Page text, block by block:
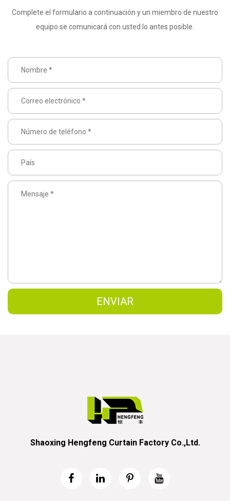
Complete el formulario a continuación y un miembro de nuestro
equipo se comunicará con usted lo antes posible.
Shaoxing Hengfeng Curtain Factory Co.,Ltd.